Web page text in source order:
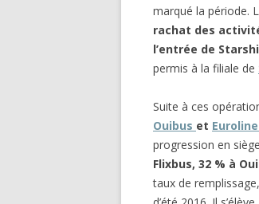
marqué la période.
rachat des
l’entrée de
permis à la filiale de
Suite à ces
Ouibus et
progression en
Flixbus, 32 % à
taux de